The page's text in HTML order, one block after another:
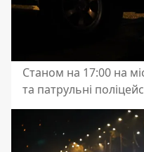
Станом на 17:00 на
та патрульні